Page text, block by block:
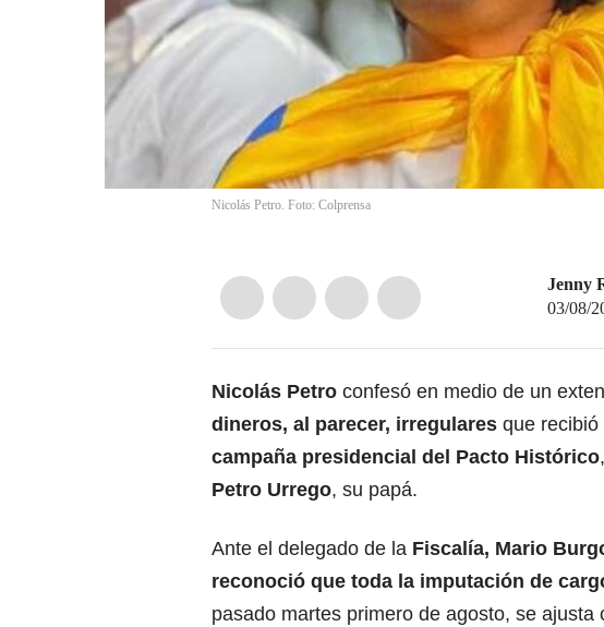
Nicolás Petro. Foto: Colprensa
Jenny
03/08/
Nicolás Petro confesó en medio de un
dineros, al parecer, irregulares que
campaña presidencial del Pacto Histórico
Petro Urrego, su papá.
Ante el delegado de la Fiscalía, Mario
reconoció que toda la imputación de
pasado martes primero de agosto, se